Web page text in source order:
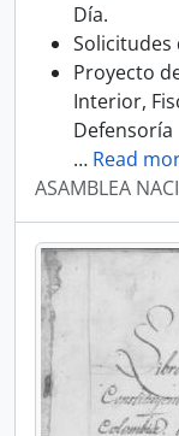
Día.
Solicitudes
Proyecto
Interior,
Defensoría
… Read
ASAMBLEA